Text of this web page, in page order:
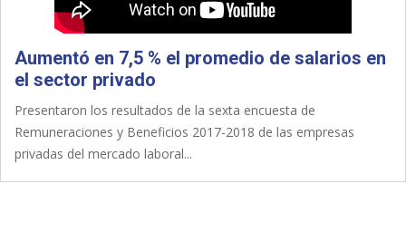
Aumentó en 7,5 % el promedio de salarios en
el sector privado
Presentaron los resultados de la sexta encuesta de
Remuneraciones y Beneficios 2017-2018 de las empresas
privadas del mercado laboral...